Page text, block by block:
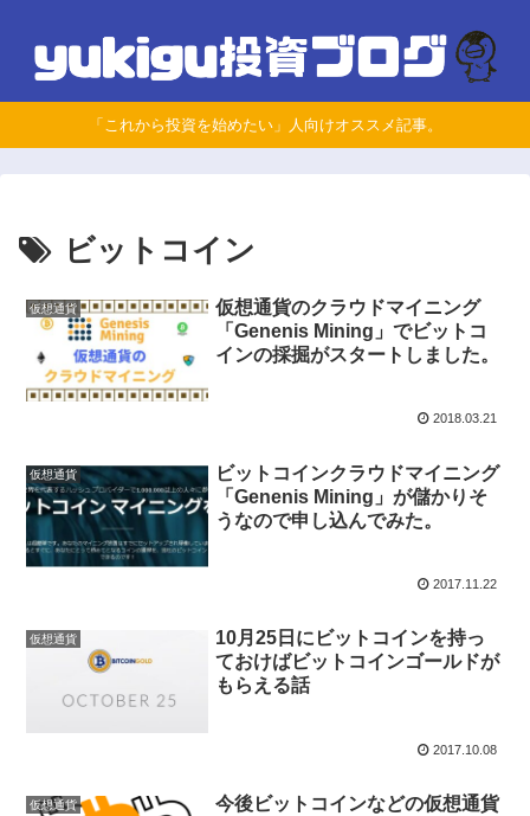
「これから投資を始めたい」人向けオススメ記事。
ビットコイン
仮想通貨
仮想通貨のクラウドマイニング
「Genenis Mining」でビットコ
インの採掘がスタートしました。
2018.03.21
仮想通貨
ビットコインクラウドマイニング
「Genenis Mining」が儲かりそ
うなので申し込んでみた。
2017.11.22
仮想通貨
10月25日にビットコインを持っ
ておけばビットコインゴールドが
もらえる話
2017.10.08
仮想通貨
今後ビットコインなどの仮想通貨